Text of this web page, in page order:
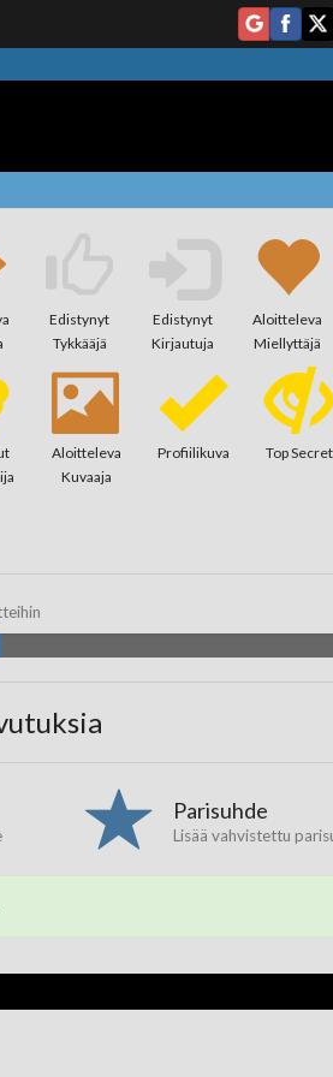
Edistynyt
Tykkääjä
Edistynyt
Kirjautuja
Aloitteleva
Miellyttäjä
Aloitteleva
Kuvaaja
Profiilikuva Top
Parisuhde
Lisää vahvistettu